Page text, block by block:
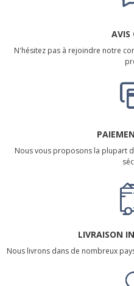
AVIS
N'hésitez pas à rejoindre notre
Nous vous proposons la plupart
LIVRAISON
Nous livrons dans de nombreux